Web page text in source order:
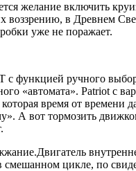
желание включить
в Древнем
уже не поражает.
с функцией ручного
«автомата». Patriot с
время от времени
А вот тормозить
цикле, по